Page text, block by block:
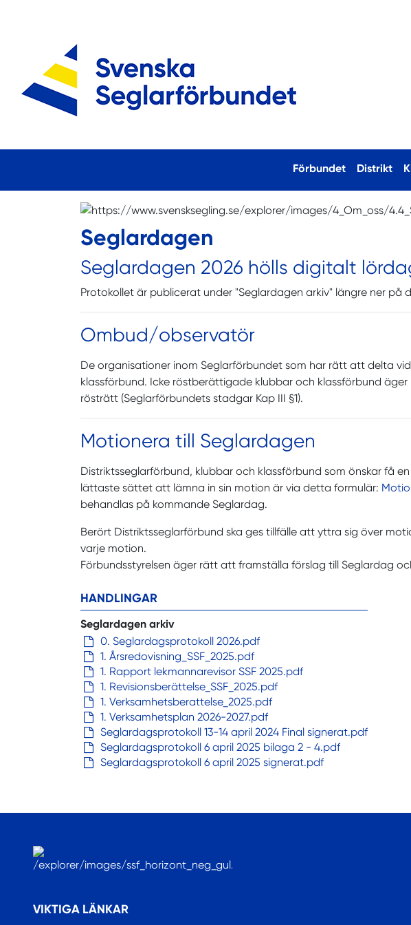
Förbundet Distrikt
Seglardagen
Seglardagen 2026 hölls digitalt
Protokollet är publicerat under "Seglardagen arkiv" längre ner på
Ombud/observatör
De organisationer inom Seglarförbundet som har rätt att delta
klassförbund. Icke röstberättigade klubbar och klassförbund
rösträtt (Seglarförbundets stadgar Kap III §1).
Motionera till Seglardagen
Distriktsseglarförbund, klubbar och klassförbund som önskar få
lättaste sättet att lämna in sin motion är via detta formulär:
behandlas på kommande Seglardag.
Berört Distriktsseglarförbund ska ges tillfälle att yttra sig över
varje motion.
Förbundsstyrelsen äger rätt att framställa förslag till Seglardag
HANDLINGAR
Seglardagen arkiv
0. Seglardagsprotokoll 2026.pdf
1. Årsredovisning_SSF_2025.pdf
1. Rapport lekmannarevisor SSF 2025.pdf
1. Revisionsberättelse_SSF_2025.pdf
1. Verksamhetsberattelse_2025.pdf
1. Verksamhetsplan 2026-2027.pdf
Seglardagsprotokoll 13-14 april 2024 Final signerat.pdf
Seglardagsprotokoll 6 april 2025 bilaga 2 - 4.pdf
Seglardagsprotokoll 6 april 2025 signerat.pdf
VIKTIGA LÄNKAR